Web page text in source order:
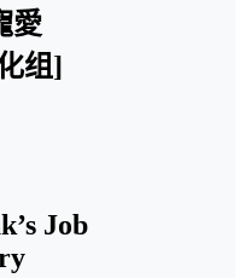
愛
组]
Job